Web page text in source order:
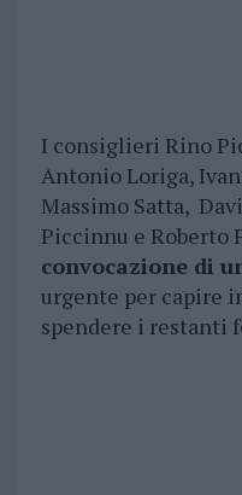
I consiglieri Rino
Antonio Loriga,
Massimo Satta,
Piccinnu e Roberto
convocazione di
urgente per capire
spendere i restanti